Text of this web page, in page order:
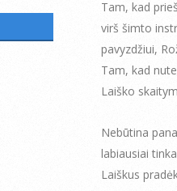
Tam, kad
virš šimto
pavyzdžiui,
Tam, kad
Laiško
Nebūtina
labiausiai
Laiškus